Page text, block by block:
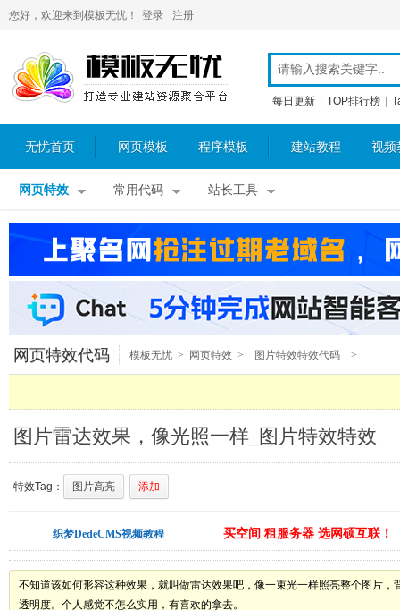
您好，欢迎来到模板无忧！ 登录 注册
每日更新 TOP排行榜
无忧首页 网页模板 程序模板 建站教程 视频
网页特效 常用代码 站长工具
网页特效代码 模板无忧 > 网页特效 > 图片特效特效代码 >
图片雷达效果，像光照一样_图片特效特效
特效Tag： 图片高亮 添加
织梦DedeCMS视频教程 买空间 租服务器 选网硕互联！
不知道该如何形容这种效果，就叫做雷达效果吧，像一束光一样照亮整个图片，
透明度。个人感觉不怎么实用，有喜欢的拿去。